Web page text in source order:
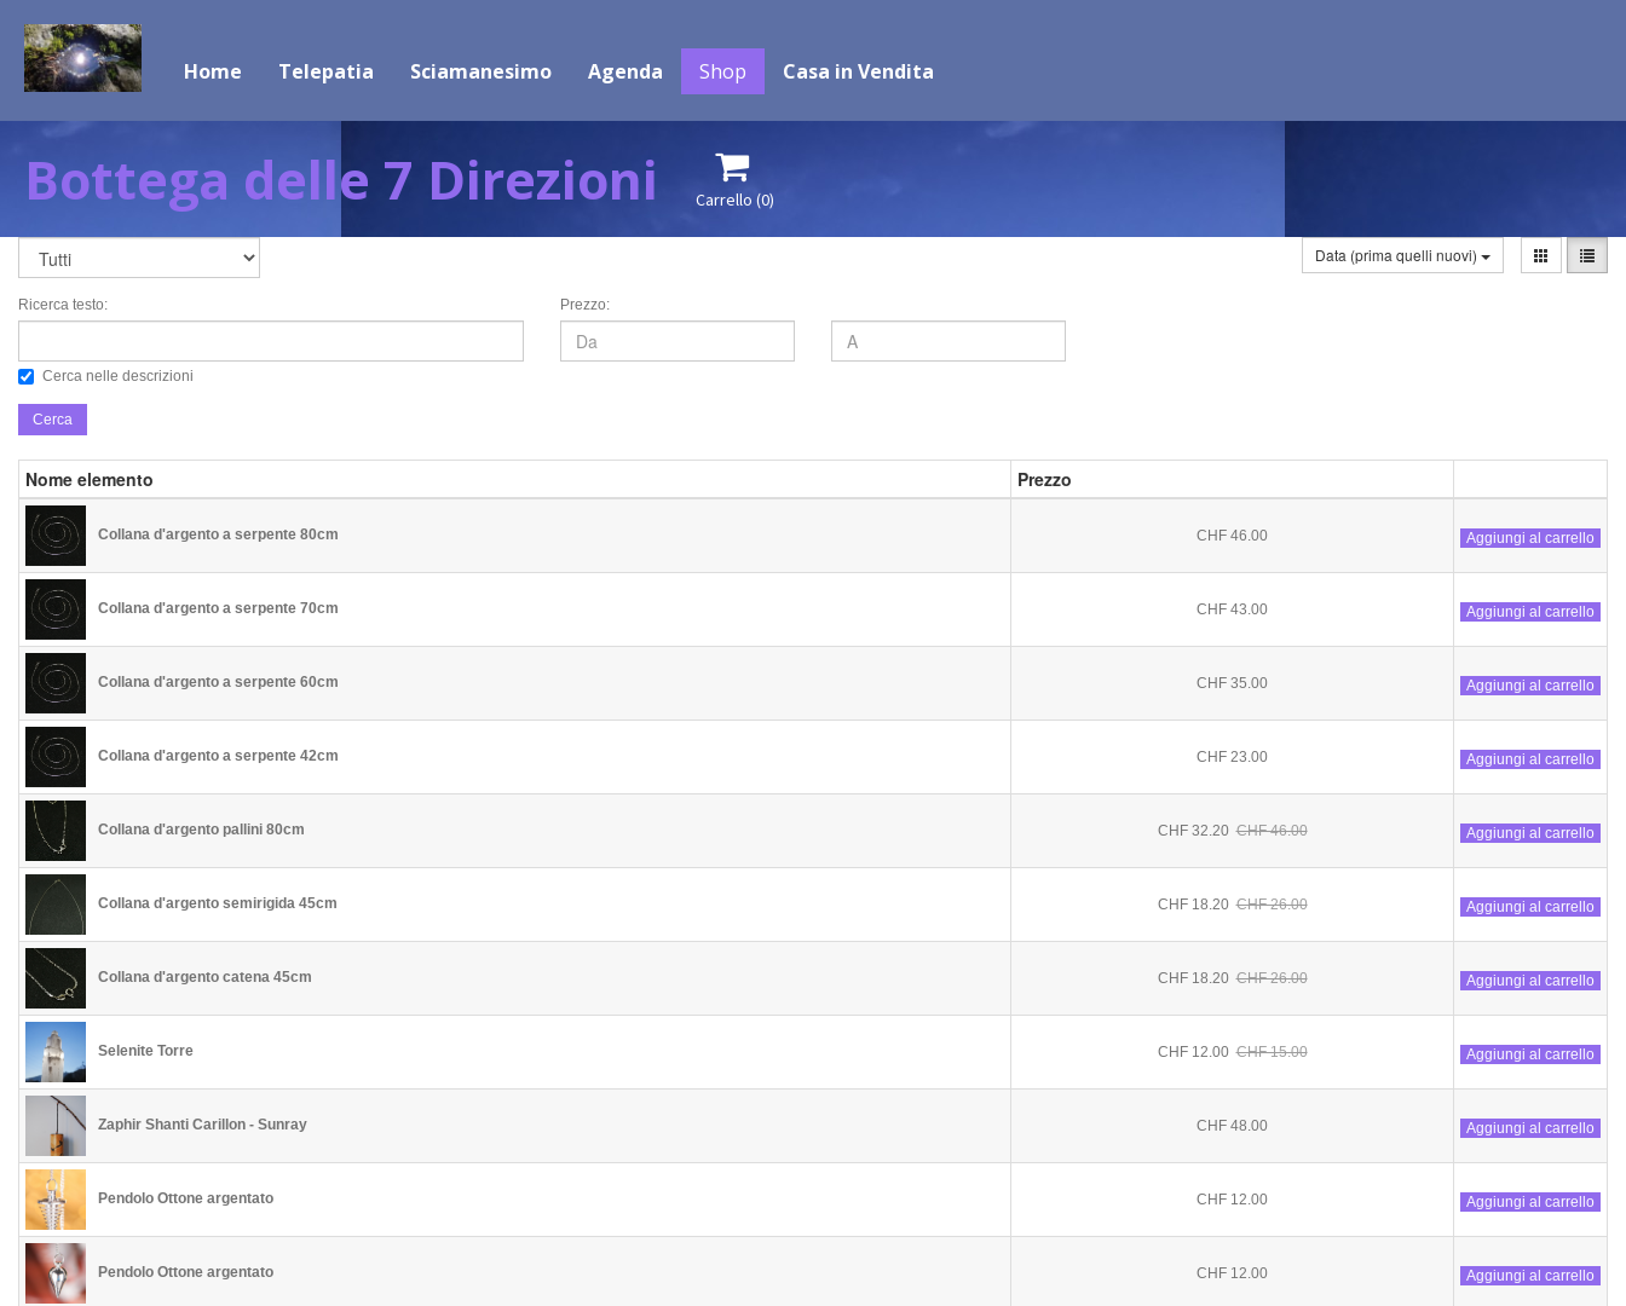
Home Telepatia Sciamanesimo Agenda Shop Casa in Vendita
Bottega delle 7 Direzioni 
Carrello (0)
Data (prima quelli nuovi)
Ricerca testo:
Cerca nelle descrizioni
Prezzo:
Cerca
Nome elemento Prezzo
Collana d'argento a serpente 80cm CHF 46.00 Aggiungi al carrello
Collana d'argento a serpente 70cm CHF 43.00 Aggiungi al carrello
Collana d'argento a serpente 60cm CHF 35.00 Aggiungi al carrello
Collana d'argento a serpente 42cm CHF 23.00 Aggiungi al carrello
Collana d'argento pallini 80cm CHF 32.20 CHF 46.00 Aggiungi al carrello
Collana d'argento semirigida 45cm CHF 18.20 CHF 26.00 Aggiungi al carrello
Collana d'argento catena 45cm CHF 18.20 CHF 26.00 Aggiungi al carrello
Selenite Torre CHF 12.00 CHF 15.00 Aggiungi al carrello
Zaphir Shanti Carillon - Sunray CHF 48.00 Aggiungi al carrello
Pendolo Ottone argentato CHF 12.00 Aggiungi al carrello
Pendolo Ottone argentato CHF 12.00 Aggiungi al carrello